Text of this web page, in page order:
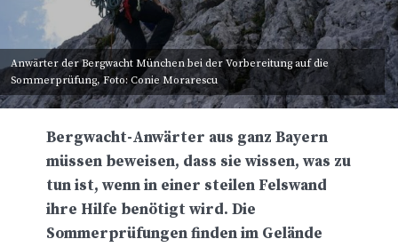
Anwärter der Bergwacht München bei der Vorbereitung auf die
Sommerprüfung, Foto: Conie Morarescu
Bergwacht-Anwärter aus ganz Bayern
müssen beweisen, dass sie wissen, was zu
tun ist, wenn in einer steilen Felswand
ihre Hilfe benötigt wird. Die
Sommerprüfungen finden im Gelände